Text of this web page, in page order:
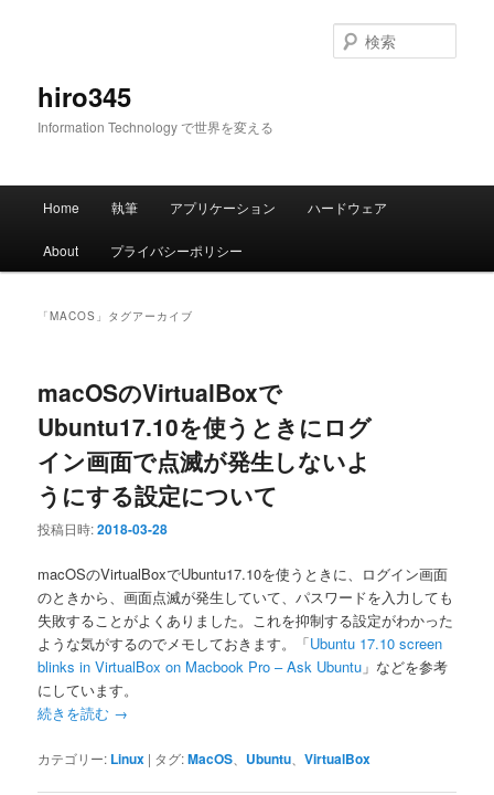
hiro345
Information Technology で世界を変える
索
メ
Home 執筆 アプリケーション ハードウェア
About プライバシーポリシー
「MACOS 」タグアーカイブ
macOSのVirtualBoxで
Ubuntu17.10を使うときにログ
イン画面で点滅が発生しないよ
うにする設定について
投稿日時:2018-03-28
macOSのVirtualBoxでUbuntu17.10を使うときに、ログイン画面
のときから、画面点滅が発生していて、パスワードを入力しても
失敗することがよくありました。これを抑制する設定がわかった
ような気がするのでメモしておきます。「Ubuntu 17.10 screen
blinks in VirtualBox on Macbook Pro – Ask Ubuntu 」などを参考
にしています。
続きを読む →
カテゴリー: Linux | タグ:MacOS Ubuntu 、VirtualBox